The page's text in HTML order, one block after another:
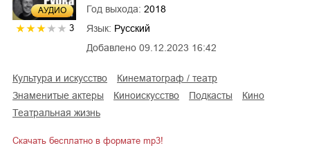
AУДИО
3
Добавлено 09.12.2023 16:42
Год выхода: 2018
Язык: Русский
культура и искусство
кинематограф / театр
знаменитые актеры
киноискусство подкасты
кино
театральная жизнь
Скачать бесплатно в формате mp3!